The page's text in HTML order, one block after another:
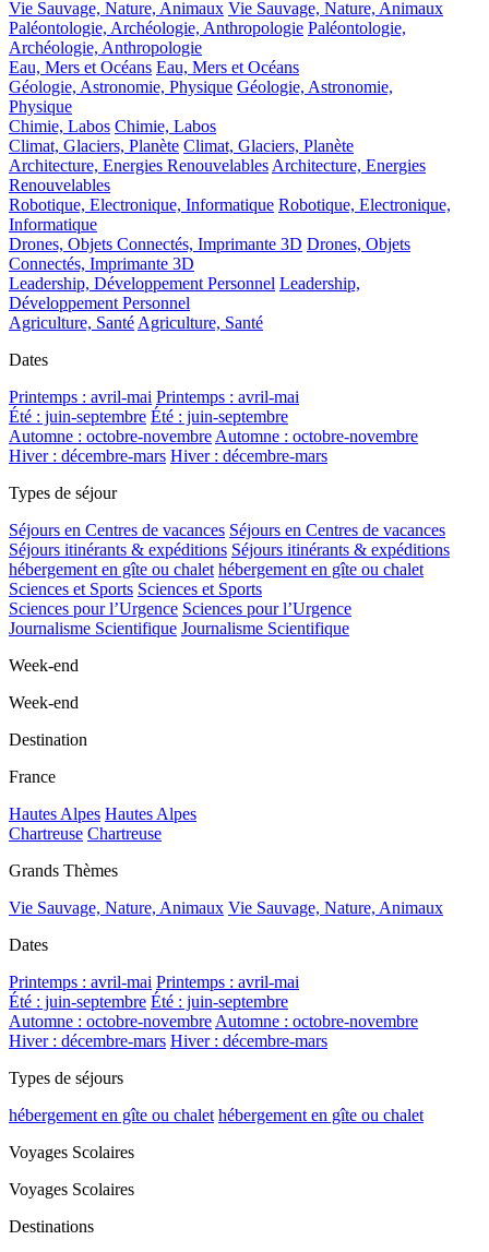
Vie Sauvage, Nature, Animaux Vie Sauvage, Nature, Animaux
Paléontologie, Archéologie, Anthropologie Paléontologie,
Archéologie, Anthropologie
Eau, Mers et Océans Eau, Mers et Océans
Géologie, Astronomie, Physique Géologie, Astronomie,
Physique
Chimie, Labos Chimie, Labos
Climat, Glaciers, Planète Climat, Glaciers, Planète
Architecture, Energies Renouvelables Architecture, Energies
Renouvelables
Robotique, Electronique, Informatique Robotique, Electronique,
Informatique
Drones, Objets Connectés, Imprimante 3D Drones, Objets
Connectés, Imprimante 3D
Leadership, Développement Personnel Leadership,
Développement Personnel
Agriculture, Santé Agriculture, Santé
Dates
Printemps : avril-mai Printemps : avril-mai
Été : juin-septembre Été : juin-septembre
Automne : octobre-novembre Automne : octobre-novembre
Hiver : décembre-mars Hiver : décembre-mars
Types de séjour
Séjours en Centres de vacances Séjours en Centres de vacances
Séjours itinérants & expéditions Séjours itinérants & expéditions
hébergement en gîte ou chalet hébergement en gîte ou chalet
Sciences et Sports Sciences et Sports
Sciences pour l’Urgence Sciences pour l’Urgence
Journalisme Scientifique Journalisme Scientifique
Week-end
Week-end
Destination
France
Hautes Alpes Hautes Alpes
Chartreuse Chartreuse
Grands Thèmes
Vie Sauvage, Nature, Animaux Vie Sauvage, Nature, Animaux
Dates
Printemps : avril-mai Printemps : avril-mai
Été : juin-septembre Été : juin-septembre
Automne : octobre-novembre Automne : octobre-novembre
Hiver : décembre-mars Hiver : décembre-mars
Types de séjours
hébergement en gîte ou chalet hébergement en gîte ou chalet
Voyages Scolaires
Voyages Scolaires
Destinations